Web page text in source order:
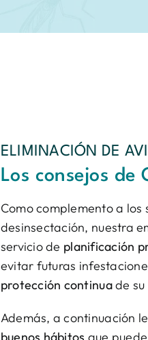
ELIMINACIÓN DE
Los consejos de
Como complemento a los
desinsectación, nuestra
servicio de planificación
evitar futuras
protección continuade su
Además, a continuación
buenos hábitos que